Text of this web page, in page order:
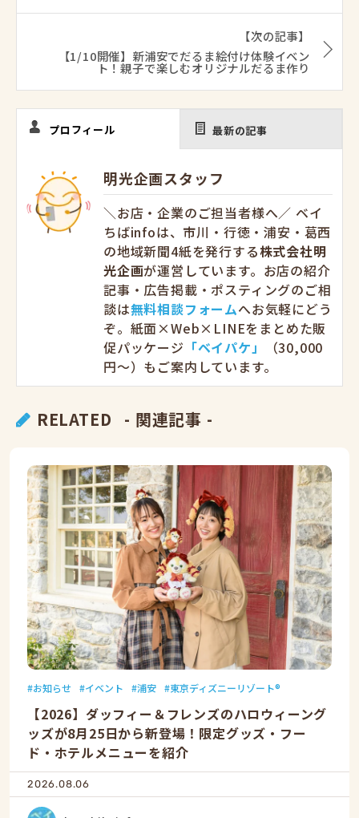
【次の記事】
【1/10開催】新浦安でだるま絵付け体験イベン
ト！親子で楽しむオリジナルだるま作り
プロフィール 最新の記事
明光企画スタッフ
＼お店・企業のご担当者様へ／ ベイ
ちばinfoは、市川・行徳・浦安・葛西
の地域新聞4紙を発行する株式会社明
光企画が運営しています。お店の紹介
記事・広告掲載・ポスティングのご相
談は無料相談フォームへお気軽にどう
ぞ。紙面×Web×LINEをまとめた販
促パッケージ 「ベイパケ」
（30,000
円〜）もご案内しています。
RELATED - 関連記事 -
お知らせ イベント 浦安 東京ディズニーリゾート®
【2026】ダッフィー＆フレンズのハロウィーング
ッズが8月25日から新登場！限定グッズ・フー
ド・ホテルメニューを紹介
2026.08.06